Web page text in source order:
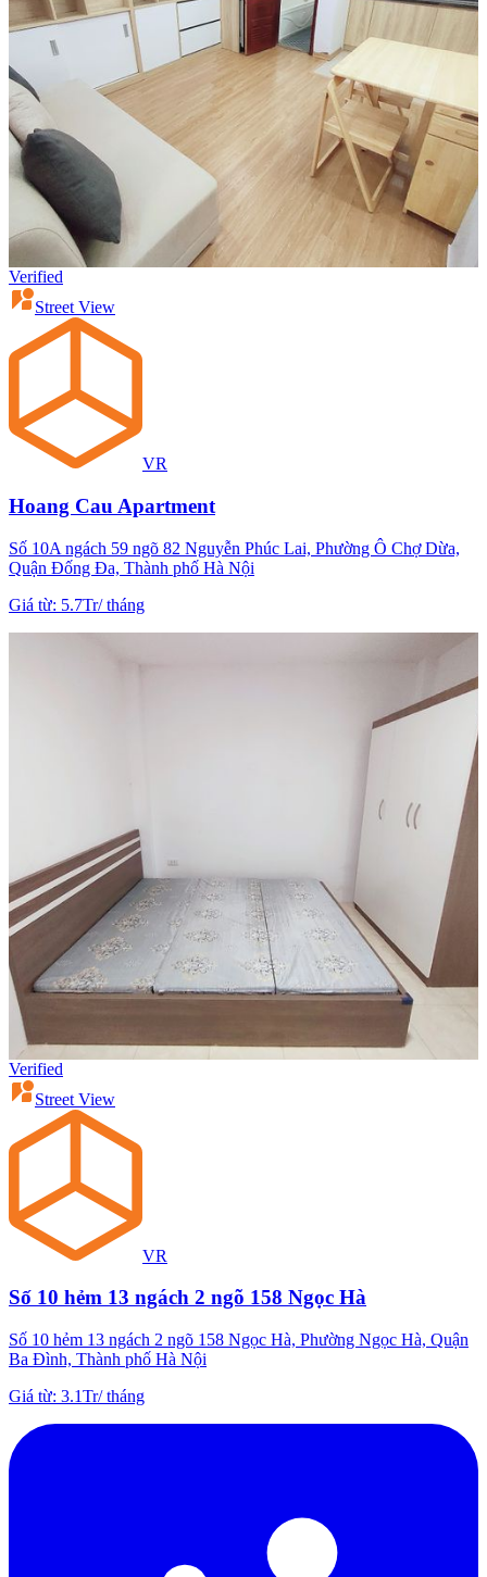
Verified
Street View
VR
Hoang Cau Apartment
Số 10A ngách 59 ngõ 82 Nguyễn Phúc Lai, Phường Ô Chợ Dừa,
Quận Đống Đa, Thành phố Hà Nội
Giá từ: 5.7Tr/tháng
Verified
Street View
VR
Số 10 hẻm 13 ngách 2 ngõ 158 Ngọc Hà
Số 10 hẻm 13 ngách 2 ngõ 158 Ngọc Hà, Phường Ngọc Hà, Quận
Ba Đình, Thành phố Hà Nội
Giá từ: 3.1Tr/tháng